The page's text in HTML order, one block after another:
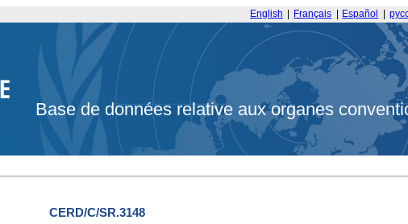
English Français Español
Base de données relative aux organes
CERD/C/SR.3148